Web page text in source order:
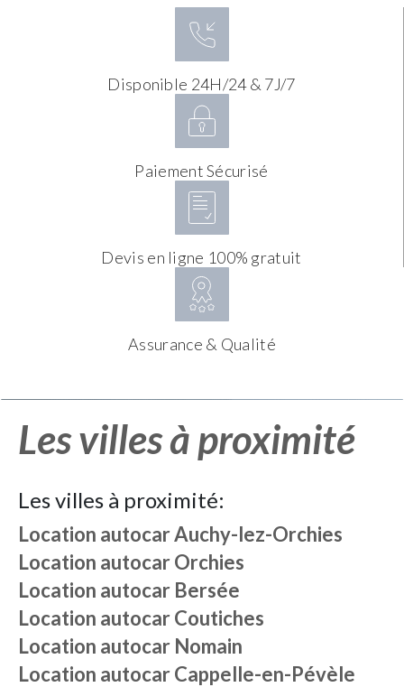
Disponible 24H/24 & 7J/7
Paiement Sécurisé
Devis en ligne 100% gratuit
Assurance & Qualité
Les villes à proximité
Les villes à proximité:
Location autocarAuchy-lez-Orchies
Location autocarOrchies
Location autocar Bersée
Location autocarCoutiches
Location autocar Nomain
Location autocarCappelle-en-Pévèle